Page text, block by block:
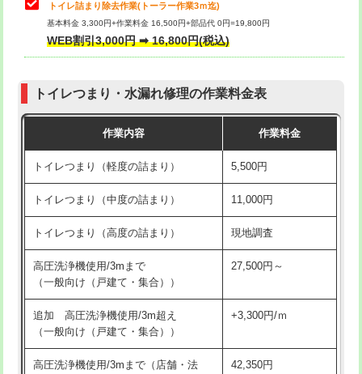
トイレ詰まり除去作業(トーラー作業3ｍ迄)
基本料金 3,300円+作業料金 16,500円+部品代 0円=19,800円
WEB割引3,000円 ➡ 16,800円(税込)
トイレつまり・水漏れ修理の作業料金表
作業内容 作業料金
トイレつまり（軽度の詰まり） 5,500円
トイレつまり（中度の詰まり） 11,000円
トイレつまり（高度の詰まり） 現地調査
高圧洗浄機使用/3mまで
（一般向け（戸建て・集合））
27,500円～
追加 高圧洗浄機使用/3m超え
（一般向け（戸建て・集合））
+3,300円/ｍ
高圧洗浄機使用/3mまで（店舗・法
42,350円